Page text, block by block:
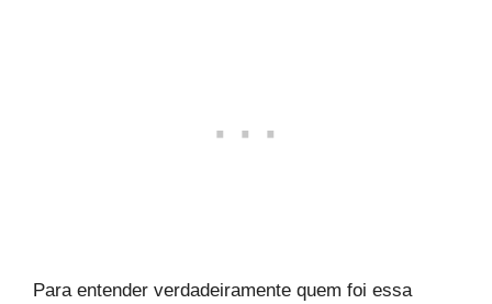
Para entender verdadeiramente quem foi essa